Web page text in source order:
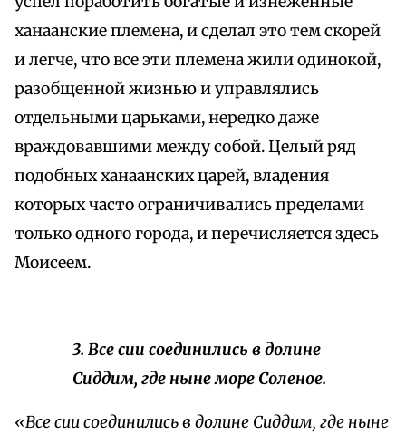
ханаанские племена, и сделал это тем скорей
и легче, что все эти племена жили одинокой,
разобщенной жизнью и управлялись
отдельными царьками, нередко даже
враждовавшими между собой. Целый ряд
подобных ханаанских царей, владения
которых часто ограничивались пределами
только одного города, и перечисляется здесь
Моисеем.
3. Все сии соединились в долине
Сиддим, гденынеморе Соленое.
«Все сии соединились в долине Сиддим, где ныне